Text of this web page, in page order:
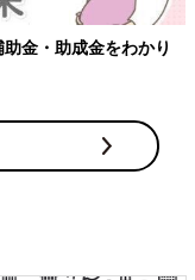
金・助成金をわかり